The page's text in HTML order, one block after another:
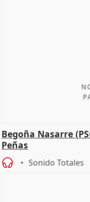
Begoña Nasarre
Peñas
Sonido Totales